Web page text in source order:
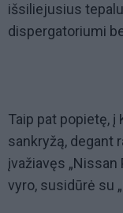
išsiliejusius
dispergatoriumi
Taip pat popietę,
sankryžą, degant
įvažiavęs
vyro, susidūrė su